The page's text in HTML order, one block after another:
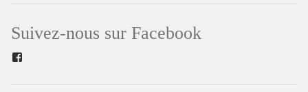
l’article
Suivez-nous sur Facebook